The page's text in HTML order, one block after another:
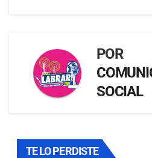
POR
SOCIAL
TE LO PERDISTE